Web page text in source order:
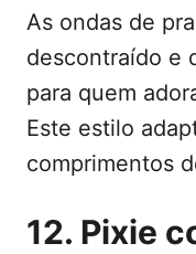
As ondas de
descontraído e
para quem
Este estilo
comprimentos
12. Pixie